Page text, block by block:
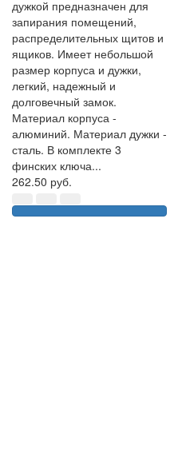
дужкой предназначен для
запирания помещений,
распределительных щитов и
ящиков. Имеет небольшой
размер корпуса и дужки,
легкий, надежный и
долговечный замок.
Материал корпуса -
алюминий. Материал дужки -
сталь. В комплекте 3
финских ключа...
262.50 руб.